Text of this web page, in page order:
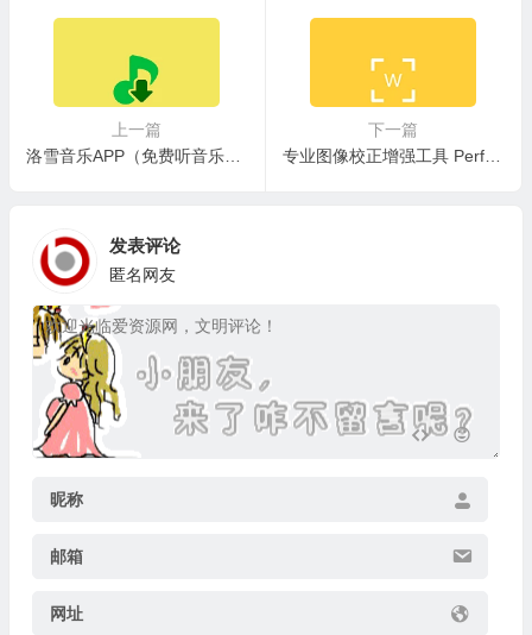
上一篇
洛雪音乐APP（免费听音乐） v1.8.1免费版+v1.8.9 ikun魔改版
下一篇
专业图像校正增强工具 Perfectly Clear WorkBench v5.0.2.3103 绿色安装版+便携版
发表评论
匿名网友
昵称
邮箱
网址